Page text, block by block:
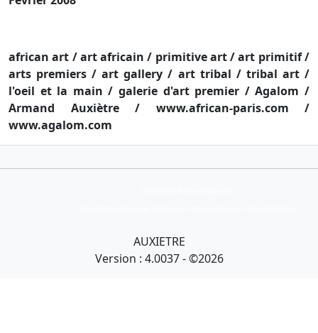
african art / art africain / primitive art / art primitif /
arts premiers / art gallery / art tribal / tribal art /
l'oeil et la main / galerie d'art premier / Agalom /
Armand Auxiètre / www.african-paris.com /
www.agalom.com
AUXIETRE
Version : 4.0037 - ©2026